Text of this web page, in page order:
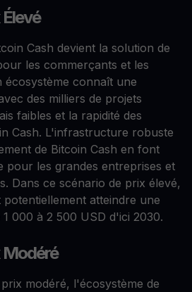
Cash devient la solution de
les commerçants et les
écosystème connaît une
des milliers de projets
faibles et la rapidité des
Cash. L'infrastructure robuste
de Bitcoin Cash en font
pour les grandes entreprises et
Dans ce scénario de prix élevé,
atteindre une
000 à 2 500 USD d'ici 2030.
Modéré
modéré, l'écosystème de